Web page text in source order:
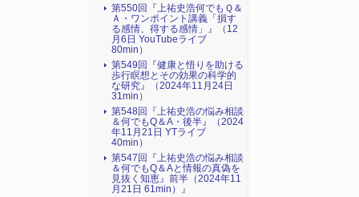
第550回『上祐史浩何でもＱ＆
Ａ・ワンポイント講義「損す
る感情、得する感情」』（12
月6日 YouTubeライブ
80min）
第549回『健康と悟りを助ける
歩行瞑想とその効果の科学的
な研究』（2024年11月24日
31min）
第548回『上祐史浩の悩み相談
＆何でもQ＆A・後半』（2024
年11月21日 YTライブ
40min）
第547回『上祐史浩の悩み相談
＆何でもQ＆Aと情報の真偽を
見抜く知恵』前半（2024年11
月21日 61min）』